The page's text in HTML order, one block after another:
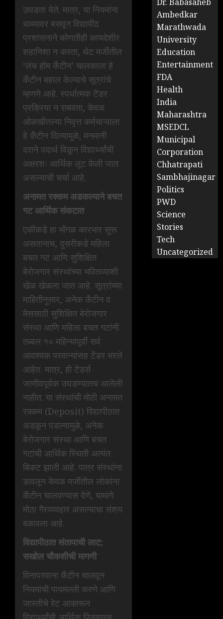
उघडता येते. मात्र, या नियमांना
धाब्यावर बसवून विद्यापीठ
प्रशासनाने कोणतीही कायदेशीर
शहानिशा न करता, थेट मर्जीतील
‘लंच होम कँटीन’ चालकाला हे
कँटीन बहाल केल्याचे सूत्रांचे
म्हणणे आहे. स्पर्धात्मक टेंडर
प्रक्रिया न राबवता, केवळ
ओळखीतल्या निवृत्त कर्मचाऱ्याला
हे कँटीन दिल्यामुळे, मनमानी
दराने पदार्थ विकून विद्यार्थ्यांची
अक्षरशः आर्थिक लूट केली जात
असल्याची चर्चा आहे.
अनामत रक्कम अडकल्याने बचत
गट आर्थिक संकटात
एकीकडे हा भोंगळ कारभार सुरू
असतानाच, दुसरीकडे महिला
बचत गट आणि सुशिक्षित
बेरोजगार संस्थांच्या भवितव्याशी
खेळ खेळला जात आहे. सूत्रांच्या
माहितीनुसार, अनेक कँटीन व
मेससाठी सुशिक्षित बेरोजगार
संस्था आणि महिला बचत गटांनी
तब्बल १० महिन्यांपूर्वी सर्व
आवश्यक परवान्यांसह टेंडर भरले
आहेत. मात्र, ही टेंडर्स
जाणीवपूर्वक उघडण्यातच आलेली
नाहीत. या संस्थांची मोठी अनामत
रक्कम (Deposit) विद्यापीठात
अडकून पडल्यामुळे, अनेक
बेरोजगार संस्था आणि बचत
गटांची आर्थिक स्थिती अत्यंत
बिकट झाली आहे. पात्र संस्थांना
डावलून केवळ मर्जीतील लोकांना
कँटीन चालवण्यास देणे, यामागे
मोठा गैरव्यवहार असल्याचा संशय
बळावला आहे.
विद्यापीठात संतापाची लाट;
सखोल चौकशीची मागणी
विनापरवाना कँटीन चालवून
नियमांची पायमल्ली करणे आणि
जास्तीचे रेट आकारून
Ambedkar
Marathwada
University
Education
Entertainment
FDA
Health
India
Maharashtra
MSEDCL
Municipal
Corporation
Chhatrapati
Sambhajinagar
Politics
PWD
Science
Stories
Tech
Uncategorized